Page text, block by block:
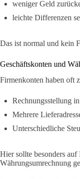
weniger Geld
leichte Differenzen
Das ist normal und kein
Geschäftskonten und
Firmenkonten haben oft
Rechnungsstellung
Mehrere
Unterschiedliche
Hier sollte besonders
Währungsumrechnung